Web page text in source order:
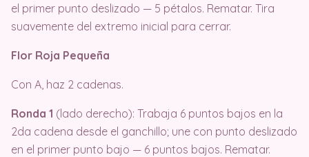
el primer punto deslizado — 5 pétalos. Rematar. Tira
suavemente del extremo inicial para cerrar.
Flor Roja Pequeña
Con A, haz 2 cadenas.
Ronda 1 (lado derecho): Trabaja 6 puntos bajos en la
2da cadena desde el ganchillo; une con punto deslizado
en el primer punto bajo — 6 puntos bajos. Rematar.